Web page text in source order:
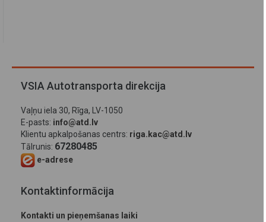
VSIA Autotransporta direkcija
Vaļņu iela 30, Rīga, LV-1050
E-pasts: info@atd.lv
Klientu apkalpošanas centrs: riga.kac@atd.lv
Tālrunis: 67280485
e-adrese
Kontaktinformācija
Kontakti un pieņemšanas laiki